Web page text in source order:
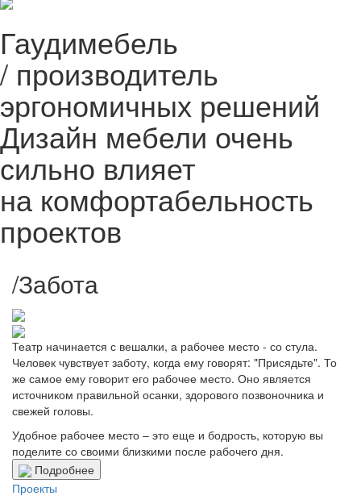
Гаудимебель
/ производитель
эргономичных решений
Дизайн мебели очень
сильно влияет
на комфортабельность
проектов
/Забота
Театр начинается с вешалки, а рабочее место - со стула.
Человек чувствует заботу, когда ему говорят: "Присядьте". То
же самое ему говорит его рабочее место. Оно является
источником правильной осанки, здорового позвоночника и
свежей головы.
Удобное рабочее место – это еще и бодрость, которую вы
поделите со своими близкими после рабочего дня.
Подробнее
Проекты